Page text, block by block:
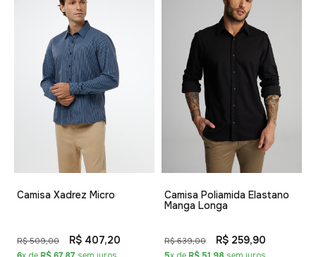
Camisa Xadrez Micro
R$ 509,00 R$ 407,20
Camisa Poliamida Elastano
Manga Longa
R$ 639,00 R$ 259,90